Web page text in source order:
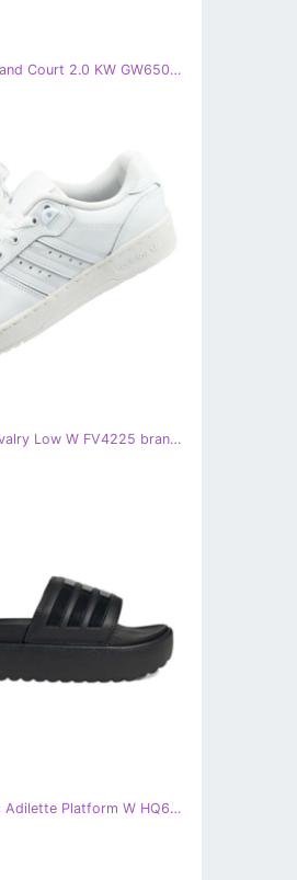
Tênis adidas Grand Court 2.0 KW GW6506 branco
Tênis Adidas Rivalry Low W FV4225 branco
Chinelos adidas Adilette Platform W HQ6179 preto